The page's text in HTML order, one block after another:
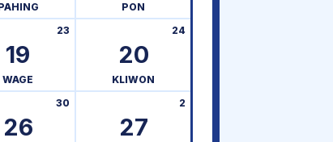
PON
19
23
WAGE
20
24
KLIWON
26
30
27
2